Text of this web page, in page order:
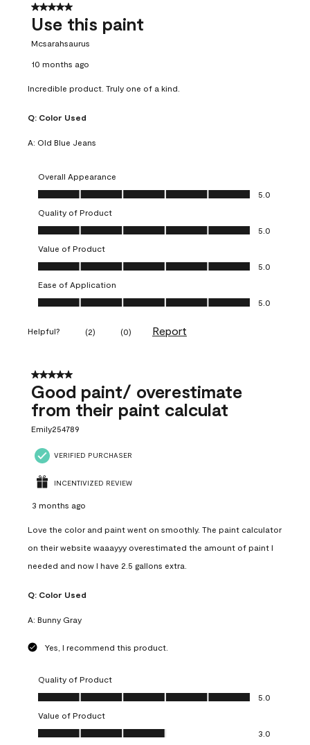
5 out of 5 stars.
Use this paint
Mcsarahsaurus
10 months ago
Incredible product. Truly one of a kind.
Q: Color Used
A: Old Blue Jeans
Overall Appearance
Overall Appearance, 5.0 out of 5
5.0
Quality of Product
Quality of Product, 5.0 out of 5
5.0
Value of Product
Value of Product, 5.0 out of 5
5.0
Ease of Application
Ease of Application, 5.0 out of 5
5.0
Helpful? (2) (0) Report
5 out of 5 stars.
Good paint/ overestimate
from their paint calculat
Emily254789
VERIFIED PURCHASER
INCENTIVIZED REVIEW
3 months ago
Love the color and paint went on smoothly. The paint calculator
on their website waaayyy overestimated the amount of paint I
needed and now I have 2.5 gallons extra.
Q: Color Used
A: Bunny Gray
Yes, I recommend this product.
Quality of Product
Quality of Product, 5.0 out of 5
5.0
Value of Product
Value of Product, 3.0 out of 5
3.0